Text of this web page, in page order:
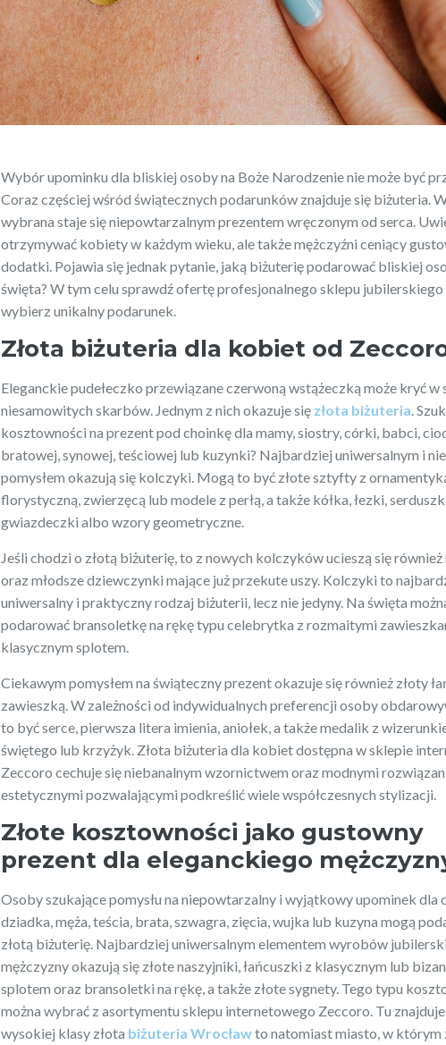
Wybór upominku dla bliskiej osoby na Boże Narodzenie nie może być
Coraz częściej wśród świątecznych podarunków znajduje się biżuteria.
wybrana staje się niepowtarzalnym prezentem wręczonym od serca.
otrzymywać kobiety w każdym wieku, ale także mężczyźni ceniący
dodatki. Pojawia się jednak pytanie, jaką biżuterię podarować bliskiej
święta? W tym celu sprawdź ofertę profesjonalnego sklepu
wybierz unikalny podarunek.
Złota biżuteria dla kobiet od
Eleganckie pudełeczko przewiązane czerwoną wstążeczką może kryć w
niesamowitych skarbów. Jednym z nich okazuje się złota biżuteria.
kosztowności na prezent pod choinkę dla mamy, siostry, córki, babci,
bratowej, synowej, teściowej lub kuzynki? Najbardziej uniwersalnym i
pomysłem okazują się kolczyki. Mogą to być złote sztyfty z
florystyczną, zwierzęcą lub modele z perłą, a także kółka, łezki,
gwiazdeczki albo wzory geometryczne.
Jeśli chodzi o złotą biżuterię, to z nowych kolczyków ucieszą się
oraz młodsze dziewczynki mające już przekute uszy. Kolczyki to
uniwersalny i praktyczny rodzaj biżuterii, lecz nie jedyny. Na święta
podarować bransoletkę na rękę typu celebrytka z rozmaitymi
klasycznym splotem.
Ciekawym pomysłem na świąteczny prezent okazuje się również złoty
zawieszką. W zależności od indywidualnych preferencji osoby
to być serce, pierwsza litera imienia, aniołek, a także medalik z
świętego lub krzyżyk. Złota biżuteria dla kobiet dostępna w sklepie
Zeccoro cechuje się niebanalnym wzornictwem oraz modnymi
estetycznymi pozwalającymi podkreślić wiele współczesnych stylizacji.
Złote kosztowności jako gustowny
prezent dla eleganckiego
Osoby szukające pomysłu na niepowtarzalny i wyjątkowy upominek dla
dziadka, męża, teścia, brata, szwagra, zięcia, wujka lub kuzyna mogą
złotą biżuterię. Najbardziej uniwersalnym elementem wyrobów
mężczyzny okazują się złote naszyjniki, łańcuszki z klasycznym lub
splotem oraz bransoletki na rękę, a także złote sygnety. Tego typu
można wybrać z asortymentu sklepu internetowego Zeccoro. Tu
wysokiej klasy złota biżuteria Wrocławto natomiast miasto, w którym